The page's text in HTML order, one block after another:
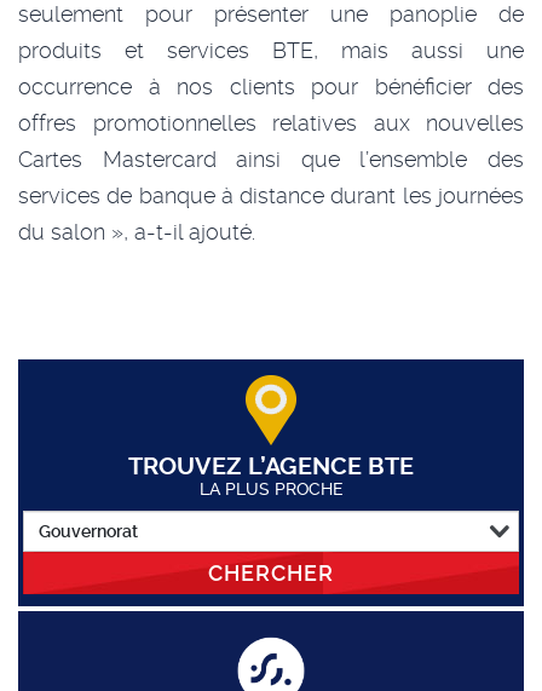
seulement pour présenter une panoplie de
produits et services BTE, mais aussi une
occurrence à nos clients pour bénéficier des
offres promotionnelles relatives aux nouvelles
Cartes Mastercard ainsi que l’ensemble des
services de banque à distance durant les journées
du salon », a-t-il ajouté.
TROUVEZ L’AGENCE BTE
LA PLUS PROCHE
CHERCHER